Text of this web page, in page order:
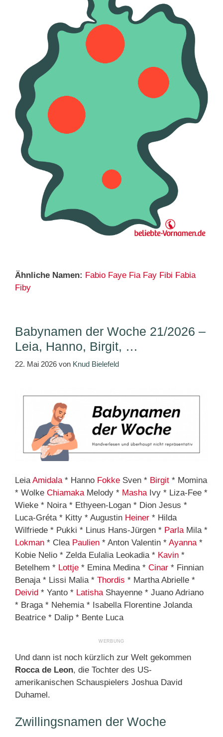
Ähnliche Namen: Fabio Faye Fia Fay Fibi Fabia
Fiby
Babynamen der Woche 21/2026 –
Leia, Hanno, Birgit, …
22. Mai 2026 von Knud Bielefeld
Leia Amidala * Hanno Fokke Sven * Birgit * Momina
* Wolke Chiamaka Melody * Masha Ivy * Liza-Fee *
Wieke * Noira * Ethyeen-Logan * Dion Jesus *
Luca-Gréta * Kitty * Augustin Heiner * Hilda
Wilfriede * Pukki * Linus Hans-Jürgen * Parla Mila *
Lokman * Clea Paulien * Anton Valentin * Ayanna *
Kobie Nelio * Zelda Eulalia Leokadia * Kavin *
Betelhem * Lottje * Emina Medina * Cinar * Finnian
Benaja * Lissi Malia * Thordis * Martha Abrielle *
Deivid * Yanto * Latisha Shayenne * Juano Adriano
* Braga * Nehemia * Isabella Florentine Jolanda
Beatrice * Dalip * Bente Luca
Und dann ist noch kürzlich zur Welt gekommen
Rocca de Leon, die Tochter des US-
amerikanischen Schauspielers Joshua David
Duhamel.
Zwillingsnamen der Woche